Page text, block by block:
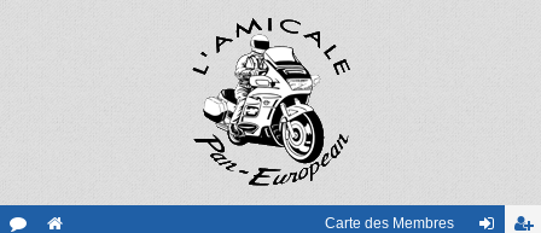
Carte des Membres